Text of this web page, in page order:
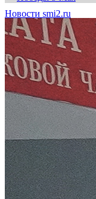
Новости smi2.ru